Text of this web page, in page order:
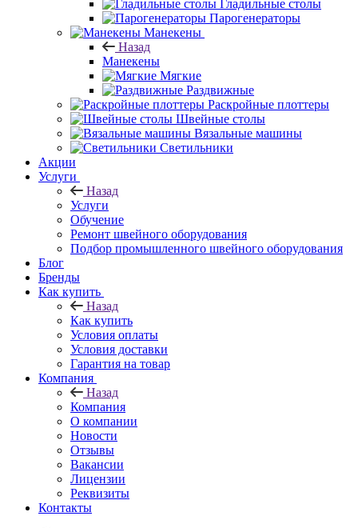
Гладильные столы
Парогенераторы
Манекены
Назад
Манекены
Мягкие
Раздвижные
Раскройные плоттеры
Швейные столы
Вязальные машины
Светильники
Акции
Услуги
Назад
Услуги
Обучение
Ремонт швейного оборудования
Подбор промышленного швейного оборудования
Блог
Бренды
Как купить
Назад
Как купить
Условия оплаты
Условия доставки
Гарантия на товар
Компания
Назад
Компания
О компании
Новости
Отзывы
Вакансии
Лицензии
Реквизиты
Контакты